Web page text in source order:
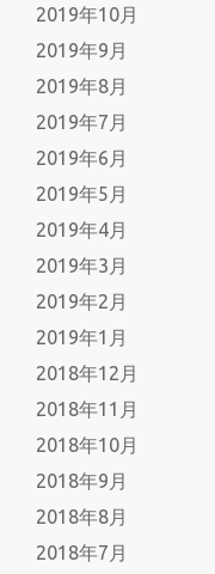
2019年10月
2019年9月
2019年8月
2019年7月
2019年6月
2019年5月
2019年4月
2019年3月
2019年2月
2019年1月
2018年12月
2018年11月
2018年10月
2018年9月
2018年8月
2018年7月